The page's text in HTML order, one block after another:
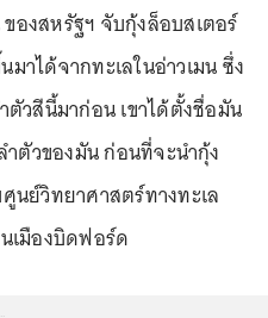
ของสหรัฐฯ จับกุ้งล็อบสเตอร์
าได้จากทะเลในอ่าวเมน ซึ่ง
ตัวสีนี้มาก่อน เขาได้ตั้งชื่อมัน
ตัวของมัน ก่อนที่จะนำกุ้ง
นย์วิทยาศาสตร์ทางทะเล
เมืองบิดฟอร์ด